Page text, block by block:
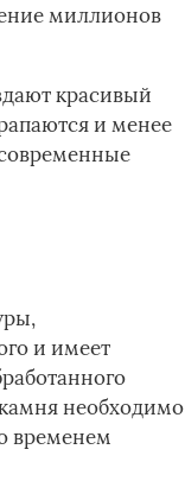
миллионов
красивый
и менее
и имеет
необходимо
временем